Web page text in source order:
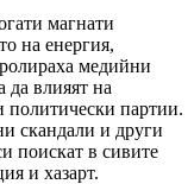
магнати
на енергия,
медийни
влияят на
партии.
скандали и други
поискат в сивите
и хазарт.